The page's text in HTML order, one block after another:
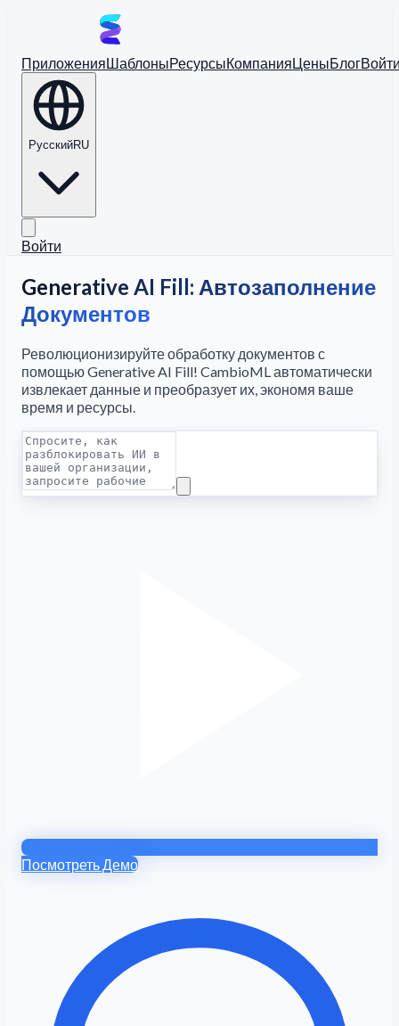
ПриложенияШаблоныРесурсыКомпанияЦеныБлог
РусскийRU
Войти
Generative AI Fill: Автозаполнение
Документов
Революционизируйте обработку документов с
помощью Generative AI Fill! CambioML автоматически
извлекает данные и преобразует их, экономя ваше
время и ресурсы.
Посмотреть Демо